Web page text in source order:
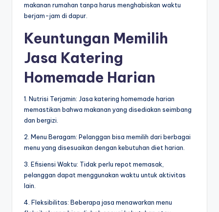
makanan rumahan tanpa harus menghabiskan waktu
berjam-jam di dapur.
Keuntungan Memilih
Jasa Katering
Homemade Harian
1. Nutrisi Terjamin: Jasa katering homemade harian
memastikan bahwa makanan yang disediakan seimbang
dan bergizi.
2. Menu Beragam: Pelanggan bisa memilih dari berbagai
menu yang disesuaikan dengan kebutuhan diet harian.
3. Efisiensi Waktu: Tidak perlu repot memasak,
pelanggan dapat menggunakan waktu untuk aktivitas
lain.
4. Fleksibilitas: Beberapa jasa menawarkan menu